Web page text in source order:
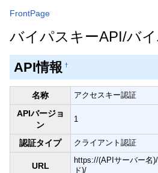
FrontPage
バイパスキーAPI/バ
API情報 †
名称 アクセスキー認証
APIバージョ
ン
1
認証タイプ クライアント認証
URL
https://(APIサーバー名
ド)/